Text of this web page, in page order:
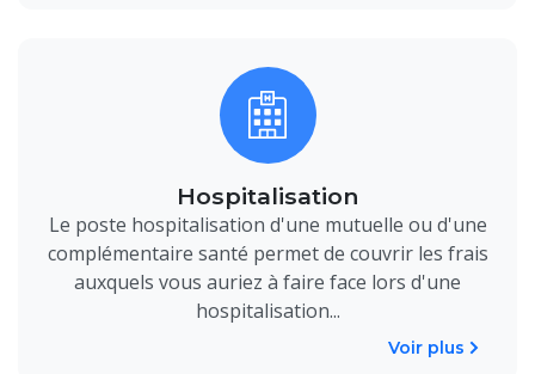
Hospitalisation
Le poste hospitalisation d'une mutuelle ou d'une
complémentaire santé permet de couvrir les frais
auxquels vous auriez à faire face lors d'une
hospitalisation...
Voir plus